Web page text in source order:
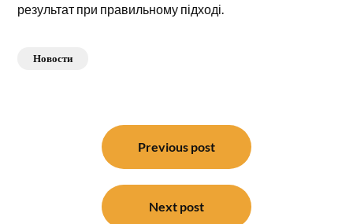
результат при правильному підході.
Новости
Previous post
Next post